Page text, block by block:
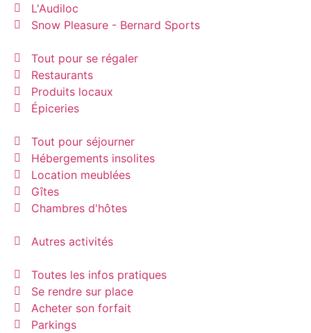
L'Audiloc
Snow Pleasure - Bernard Sports
Tout pour se régaler
Restaurants
Produits locaux
Épiceries
Tout pour séjourner
Hébergements insolites
Location meublées
Gîtes
Chambres d'hôtes
Autres activités
Toutes les infos pratiques
Se rendre sur place
Acheter son forfait
Parkings